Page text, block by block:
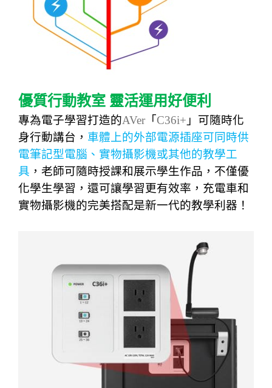
優質行動教室 靈活運用好便利
專為電子學習打造的AVer 「 C36i+ 」可隨時化
身行動講台， 車體上的外部電源插座可同時供
電筆記型電腦、實物攝影機或其他的教學工
具 ，老師可隨時授課和展示學生作品，不僅優
化學生學習，還可讓學習更有效率，充電車和
實物攝影機的完美搭配是新一代的教學利器！